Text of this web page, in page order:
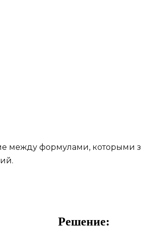
между формулами, которыми
Решение: